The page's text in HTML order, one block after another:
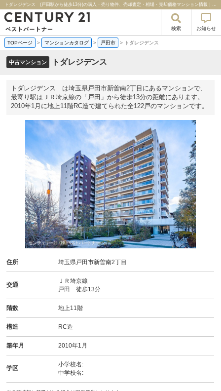
トダレジデンス (戸田駅から徒歩13分)の購入・売り物件、売却査定・相場・売却価格マンション情報｜センチュリー２１ベストパートナー
検索 お知らせ
TOPページ > マンションカタログ > 戸田市 > トダレジデンス
中古マンション トダレジデンス
トダレジデンス は埼玉県戸田市新曽南2丁目にあるマンションで、
最寄り駅はＪＲ埼京線の「戸田」から徒歩13分の距離にあります。
2010年1月に地上11階RC造で建てられた全122戸のマンションです。
住所 埼玉県戸田市新曽南2丁目
交通
ＪＲ埼京線
戸田 徒歩13分
階数 地上11階
構造 RC造
築年月 2010年1月
学区
小学校名:
中学校名: